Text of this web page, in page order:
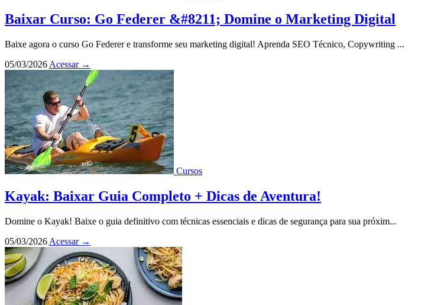
Baixar Curso: Go Federer &#8211; Domine o Marketing Digital
Baixe agora o curso Go Federer e transforme seu marketing digital! Aprenda SEO Técnico, Copywriting ...
05/03/2026 Acessar →
Cursos
Kayak: Baixar Guia Completo + Dicas de Aventura!
Domine o Kayak! Baixe o guia definitivo com técnicas essenciais e dicas de segurança para sua próxim...
05/03/2026 Acessar →